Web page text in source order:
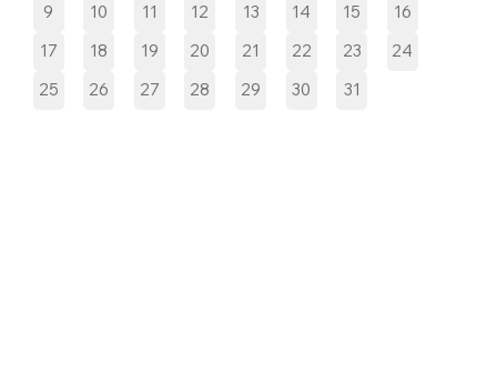
9
10 11 12 13 14 15
16
17
18 19 20 21 22 23
24
25
26 27 28 29 30 31